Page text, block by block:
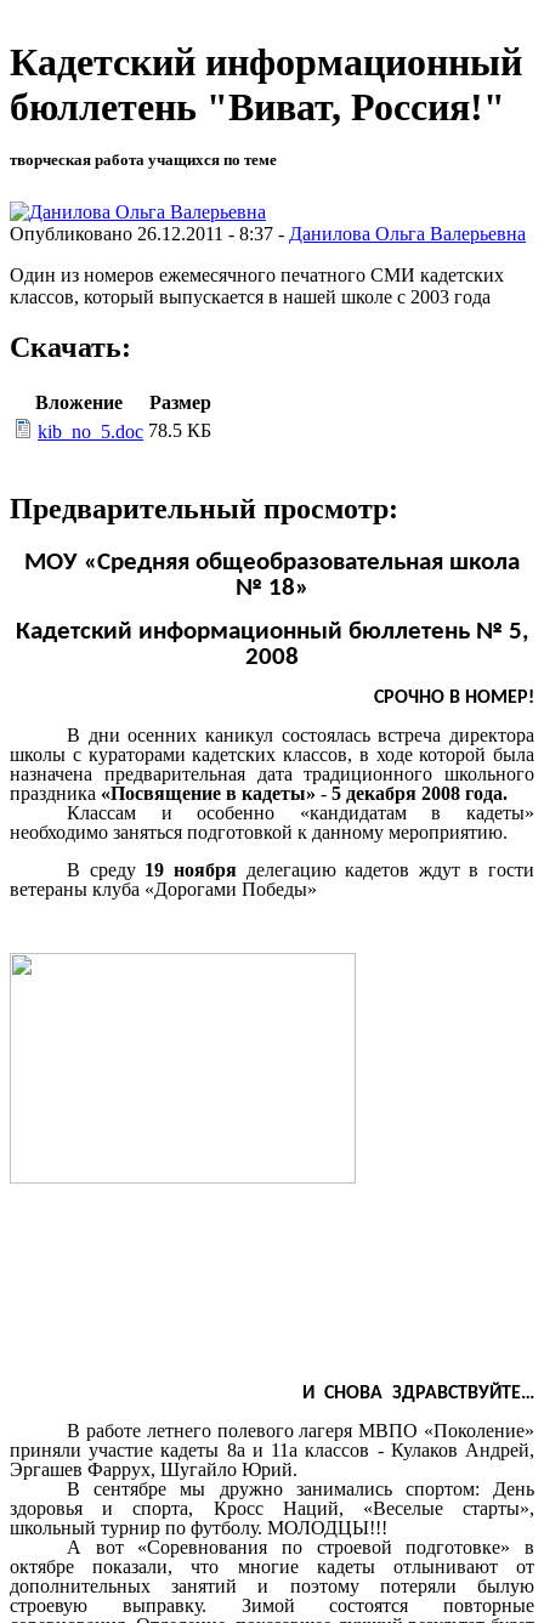
Кадетский информационный
бюллетень "Виват, Россия!"
творческая работа учащихся по теме
Опубликовано 26.12.2011 - 8:37 - Данилова Ольга Валерьевна
Один из номеров ежемесячного печатного СМИ кадетских
классов, который выпускается в нашей школе с 2003 года
Скачать:
Вложение
Размер
kib_no_5.doc 78.5 КБ
Предварительный просмотр:
МОУ «Средняя общеобразовательная школа
№ 18»
Кадетский информационный бюллетень № 5,
2008
СРОЧНО В НОМЕР!
В дни осенних каникул состоялась встреча директора
школы с кураторами кадетских классов, в ходе которой была
назначена предварительная дата традиционного школьного
праздника «Посвящение в кадеты» - 5 декабря 2008 года.
Классам и особенно «кандидатам в кадеты»
необходимо заняться подготовкой к данному мероприятию.
В среду 19 ноября делегацию кадетов ждут в гости
ветераны клуба «Дорогами Победы»
И СНОВА ЗДРАВСТВУЙТЕ…
В работе летнего полевого лагеря МВПО «Поколение»
приняли участие кадеты 8а и 11а классов - Кулаков Андрей,
Эргашев Фаррух, Шугайло Юрий.
В сентябре мы дружно занимались спортом: День
здоровья и спорта, Кросс Наций, «Веселые старты»,
школьный турнир по футболу. МОЛОДЦЫ!!!
А вот «Соревнования по строевой подготовке» в
октябре показали, что многие кадеты отлынивают от
дополнительных занятий и поэтому потеряли былую
строевую выправку. Зимой состоятся повторные